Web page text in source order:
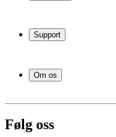
Vinstativ
Vinmøbler
Support
Service
Betaling
Retur
Om os
Karriere
Black Friday
Følg oss